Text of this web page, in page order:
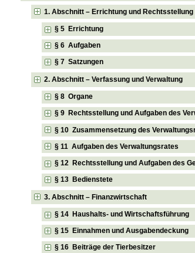
1. Abschnitt – Errichtung und Rechtsstellung
§ 5 Errichtung
§ 6 Aufgaben
§ 7 Satzungen
2. Abschnitt – Verfassung und Verwaltung
§ 8 Organe
§ 9 Rechtsstellung und Aufgaben des
§ 10 Zusammensetzung des
§ 11 Aufgaben des Verwaltungsrates
§ 12 Rechtsstellung und Aufgaben des
§ 13 Bedienstete
3. Abschnitt – Finanzwirtschaft
§ 14 Haushalts- und Wirtschaftsführung
§ 15 Einnahmen und Ausgabendeckung
§ 16 Beiträge der Tierbesitzer